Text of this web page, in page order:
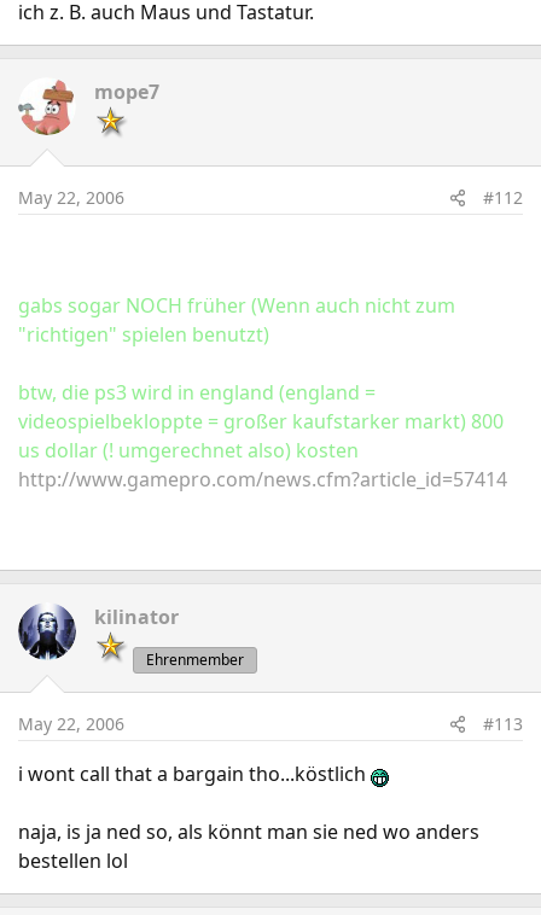
angeblich beschleunigt die neue Routine Spiele schon
auf heutiger Hardware um bis zu sechs Mal, in
ich z. B. auch Maus und Tastatur.
mope7
May 22, 2006 #112
gabs sogar NOCH früher (Wenn auch nicht zum
"richtigen" spielen benutzt)
btw, die ps3 wird in england (england =
videospielbekloppte = großer kaufstarker markt) 800
us dollar (! umgerechnet also) kosten
http://www.gamepro.com/news.cfm?article_id=57414
kilinator
Ehrenmember
May 22, 2006 #113
i wont call that a bargain tho...köstlich
naja, is ja ned so, als könnt man sie ned wo anders
bestellen lol